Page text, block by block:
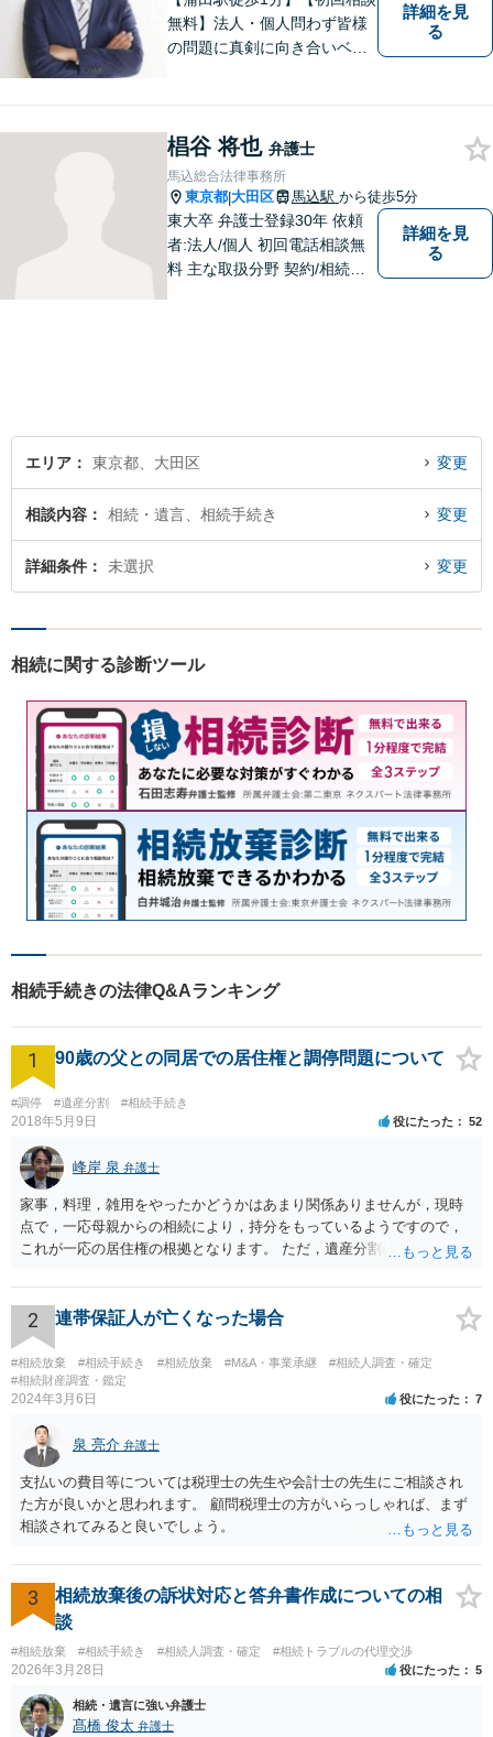
無料】法人・個人問わず皆様
の問題に真剣に向き合いベス
詳細を見
る
椙谷 将也 弁護士
馬込総合法律事務所
東京都|大田区 馬込駅 から徒歩5分
東大卒 弁護士登録30年 依頼
者:法人/個人 初回電話相談無
料 主な取扱分野 契約/相続・
詳細を見
る
エリア 東京都、大田区 変更
相談内容 相続・遺言、相続手続き 変更
詳細条件 未選択 変更
相続に関する診断ツール
相続手続きの法律Q&Aランキング
1 90歳の父との同居での居住権と調停問題について
#調停 #遺産分割 #相続手続き
2018年5月9日 役にたった 52
峰岸 泉 弁護士
家事，料理，雑用をやったかどうかはあまり関係ありませんが，現時
点で，一応母親からの相続により，持分をもっているようですので，
これが一応の居住権の根拠となります。 ただ，遺産分割により，母の
2 連帯保証人が亡くなった場合
#相続放棄 #相続手続き #相続放棄 #M&A・事業承継
#相続人調査・確定
#相続財産調査・鑑定
2024年3月6日 役にたった 7
泉 亮介 弁護士
支払いの費目等については税理士の先生や会計士の先生にご相談され
た方が良いかと思われます。 顧問税理士の方がいらっしゃれば、まず
相談されてみると良いでしょう。
3
相続放棄後の訴状対応と答弁書作成についての相
談
#相続放棄 #相続手続き #相続人調査・確定 #相続トラブルの代理交渉
2026年3月28日 役にたった 5
相続・遺言に強い弁護士
髙橋 俊太 弁護士